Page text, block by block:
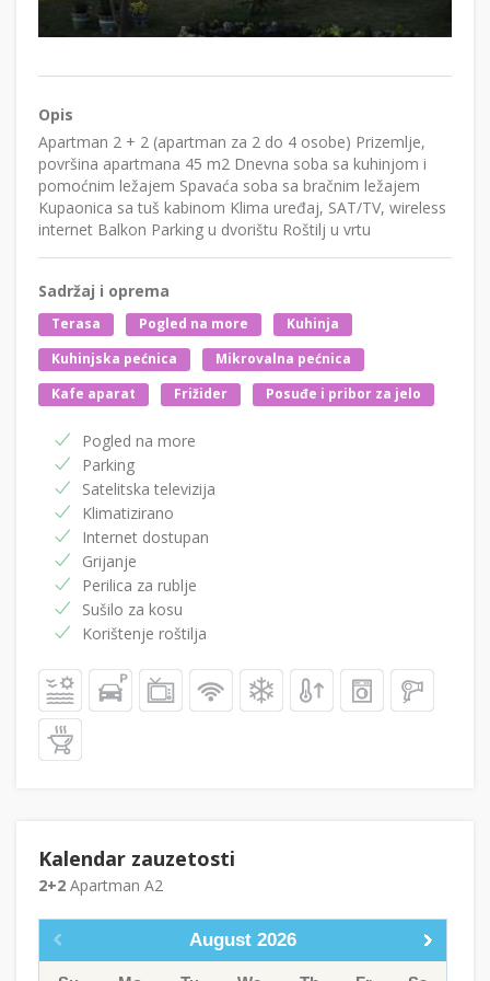
Opis
Apartman 2 + 2 (apartman za 2 do 4 osobe) Prizemlje,
površina apartmana 45 m2 Dnevna soba sa kuhinjom i
pomoćnim ležajem Spavaća soba sa bračnim ležajem
Kupaonica sa tuš kabinom Klima uređaj, SAT/TV, wireless
internet Balkon Parking u dvorištu Roštilj u vrtu
Sadržaj i oprema
Terasa Pogled na more
Kuhinja
Kuhinjska pećnica
Mikrovalna pećnica
Kafe aparat
Frižider Posuđe i pribor za jelo
Pogled na more
Parking
Satelitska televizija
Klimatizirano
Internet dostupan
Grijanje
Perilica za rublje
Sušilo za kosu
Korištenje roštilja
Kalendar zauzetosti
2+2 Apartman A2
August 2026